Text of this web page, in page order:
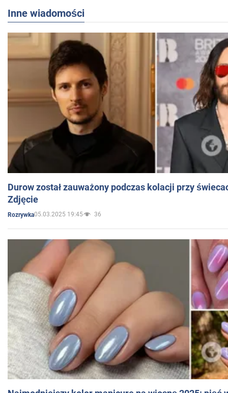
Inne wiadomości
Durow został zauważony podczas kolacji przy
Zdjęcie
Rozrywka05.03.2025 19:45 36